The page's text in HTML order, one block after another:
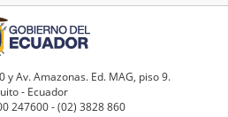
y Av. Amazonas. Ed. MAG, piso 9.
- Ecuador
247600 - (02) 3828 860